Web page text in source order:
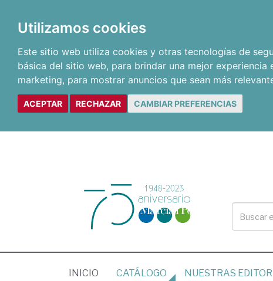
Utilizamos cookies
Este sitio web utiliza cookies y otras tecnologías de
básica del sitio web, para brindar una mejor experiencia
marketing, para mostrar anuncios que sean más
ACEPTAR RECHAZAR CAMBIAR PREFERENCIAS
INICIO (CURRENT)
CATÁLOGO NUESTRAS